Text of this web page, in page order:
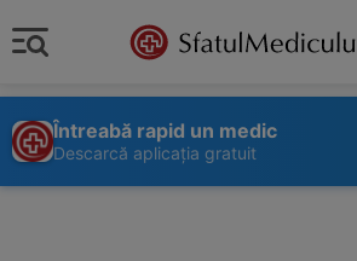
Întreabă rapid un medic
Descarcă aplicația gratuit